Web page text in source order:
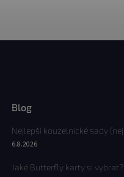
Blog
Nejlepší kouzelnické sady
6.8.2026
Jaké Butterfly karty si vybrat?